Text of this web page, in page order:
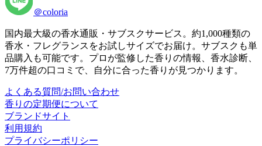
＠coloria
国内最大級の香水通販・サブスクサービス。約1,000種類の
香水・フレグランスをお試しサイズでお届け。サブスクも単
品購入も可能です。プロが監修した香りの情報、香水診断、
7万件超の口コミで、自分に合った香りが見つかります。
よくある質問/お問い合わせ
香りの定期便について
ブランドサイト
利用規約
プライバシーポリシー